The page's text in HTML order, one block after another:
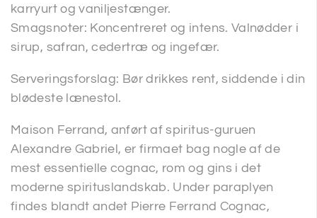
karryurt og vaniljestænger.
Smagsnoter: Koncentreret og intens. Valnødder i
sirup, safran, cedertræ og ingefær.
Serveringsforslag: Bør drikkes rent, siddende i din
blødeste lænestol.
Maison Ferrand, anført af spiritus-guruen
Alexandre Gabriel, er firmaet bag nogle af de
mest essentielle cognac, rom og gins i det
moderne spirituslandskab. Under paraplyen
findes blandt andet Pierre Ferrand Cognac,